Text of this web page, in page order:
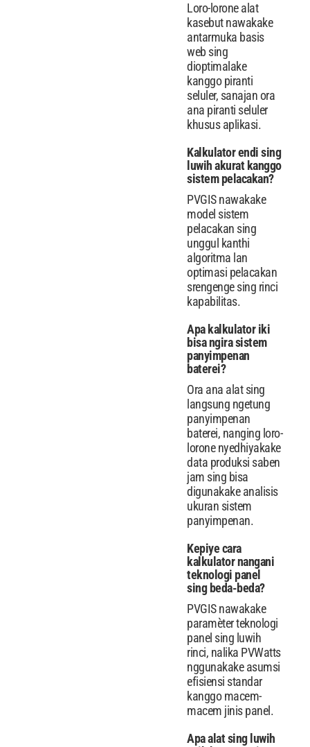
Loro-lorone alat
kasebut nawakake
antarmuka basis
web sing
dioptimalake
kanggo piranti
seluler, sanajan ora
ana piranti seluler
khusus aplikasi.
Kalkulator endi sing
luwih akurat kanggo
sistem pelacakan?
PVGIS nawakake
model sistem
pelacakan sing
unggul kanthi
algoritma lan
optimasi pelacakan
srengenge sing rinci
kapabilitas.
Apa kalkulator iki
bisa ngira sistem
panyimpenan
baterei?
Ora ana alat sing
langsung ngetung
panyimpenan
baterei, nanging loro-
lorone nyedhiyakake
data produksi saben
jam sing bisa
digunakake analisis
ukuran sistem
panyimpenan.
Kepiye cara
kalkulator nangani
teknologi panel
sing beda-beda?
PVGIS nawakake
paramèter teknologi
panel sing luwih
rinci, nalika PVWatts
nggunakake asumsi
efisiensi standar
kanggo macem-
macem jinis panel.
Apa alat sing luwih